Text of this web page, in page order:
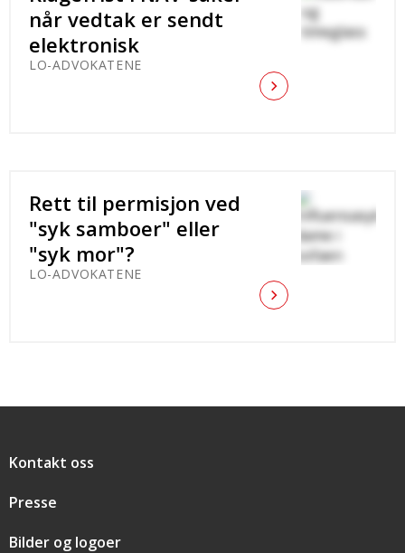
når vedtak er sendt
elektronisk
LO-ADVOKATENE
Rett til permisjon ved
"syk samboer" eller
"syk mor"?
LO-ADVOKATENE
Snarveier
Kontakt oss
Presse
Bilder og logoer